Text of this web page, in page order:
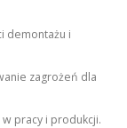
demontażu i
zagrożeń dla
pracy i produkcji.